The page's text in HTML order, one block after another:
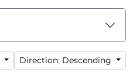
Direction: Descending